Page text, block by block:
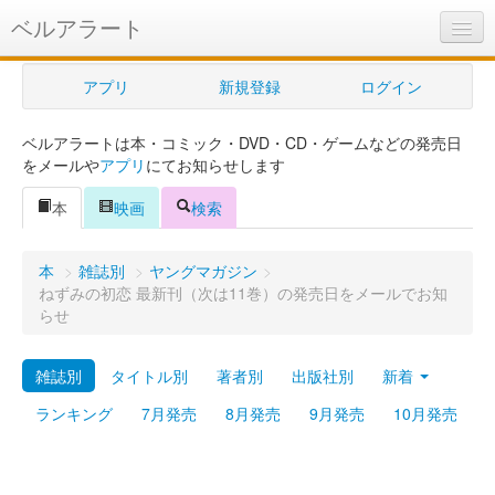
ベルアラート
ベルアラートとは
ヘルプ
新規登録
ログイン
購入管理
プレミアム
アプリ 新規登録 ログイン
ベルアラートは本・コミック・DVD・CD・ゲームなどの発売日
をメールやアプリ にてお知らせします
本
映画 検索
本 > 雑誌別 > ヤングマガジン >
ねずみの初恋 最新刊（次は11巻）の発売日をメールでお知
らせ
雑誌別 タイトル別 著者別 出版社別
新着
ランキング
7月発売 8月発売 9月発売 10月発売